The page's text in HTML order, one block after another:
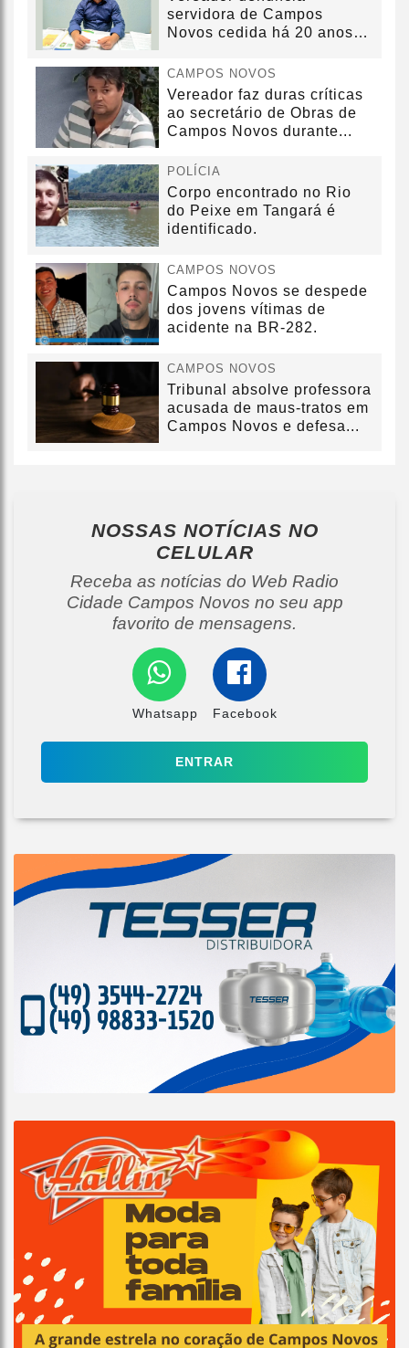
servidora de Campos
Novos cedida há 20 anos
CAMPOS NOVOS
Vereador faz duras críticas
ao secretário de Obras de
Campos Novos durante...
POLÍCIA
Corpo encontrado no Rio
do Peixe em Tangará é
identificado.
CAMPOS NOVOS
Campos Novos se despede
dos jovens vítimas de
acidente na BR-282.
CAMPOS NOVOS
Tribunal absolve professora
acusada de maus-tratos em
Campos Novos e defesa...
NOSSAS NOTÍCIAS NO
CELULAR
Receba as notícias do Web Radio
Cidade Campos Novos no seu app
favorito de mensagens.
Whatsapp Facebook
ENTRAR